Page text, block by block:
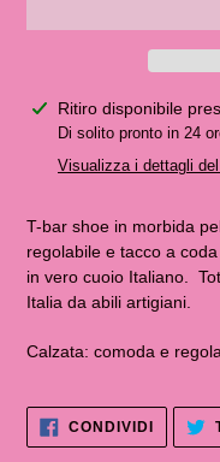
Inserimento
prodotto
Ritiro disponibile
Di solito pronto in 24
Visualizza i dettagli
T-bar shoe in morbida
regolabile e tacco a
in vero cuoio Italiano.
Italia da abili artigiani.
Calzata: comoda e
CONDIVIDI
SU